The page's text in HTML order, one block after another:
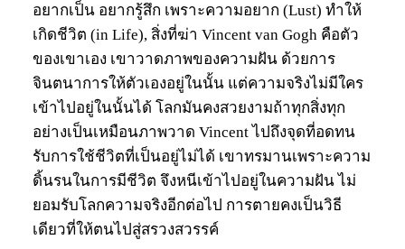
อยากเป็น อยากรู้สึก เพราะความอยาก (Lust) ทำให้
เกิดชีวิต (in Life), สิ่งที่ฆ่า Vincent van Gogh คือตัว
ของเขาเอง เขาวาดภาพของความฝัน ด้วยการ
จินตนาการให้ตัวเองอยู่ในนั้น แต่ความจริงไม่มีใคร
เข้าไปอยู่ในนั้นได้ โลกมันคงสวยงามถ้าทุกสิ่งทุก
อย่างเป็นเหมือนภาพวาด Vincent ไปถึงจุดที่อดทน
รับการใช้ชีวิตที่เป็นอยู่ไม่ได้ เขาทรมานเพราะความ
ดิ้นรนในการมีชีวิต จึงหนีเข้าไปอยู่ในความฝัน ไม่
ยอมรับโลกความจริงอีกต่อไป การตายคงเป็นวิธี
เดียวที่ให้ตนไปสู่สรวงสวรรค์